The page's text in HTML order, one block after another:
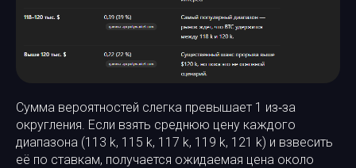
Сумма вероятностей слегка превышает 1 из‑за
округления. Если взять среднюю цену каждого
диапазона (113 k, 115 k, 117 k, 119 k, 121 k) и взвесить
её по ставкам, получается ожидаемая цена около